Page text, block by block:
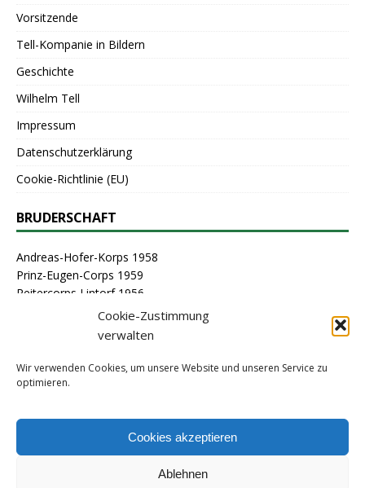
Cookie-Zustimmung
verwalten
Wir verwenden Cookies, um unsere Website und unseren Service zu
optimieren.
Cookies akzeptieren
Ablehnen
Vorsitzende
Tell-Kompanie in Bildern
Geschichte
Wilhelm Tell
Impressum
Datenschutzerklärung
Cookie-Richtlinie (EU)
BRUDERSCHAFT
Andreas-Hofer-Korps 1958
Prinz-Eugen-Corps 1959
Reitercorps Lintorf 1956
St. Georg-Corps 1963
St. Lambertus-Corps 1976
Stammcorps 1963